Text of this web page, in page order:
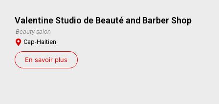
Valentine Studio de Beauté and Barber Shop
Beauty salon
Cap-Haitien
En savoir plus